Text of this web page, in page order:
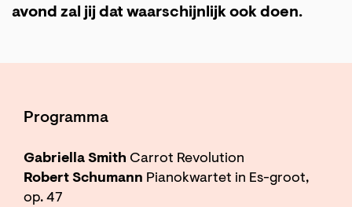
avond zal jij dat waarschijnlijk ook doen.
Programma
Gabriella Smith Carrot Revolution
Robert Schumann Pianokwartet in Es-groot,
op. 47